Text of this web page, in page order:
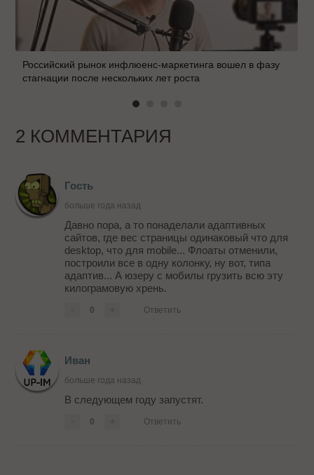
Российский рынок инфлюенс-маркетинга вошел в фазу
стагнации после нескольких лет роста
2 КОММЕНТАРИЯ
Гость
больше года назад
Давно пора, а то понаделали адаптивных
сайтов, где вес страницы одинаковый что для
desktop, что для mobile... Флоаты отменили,
построили все в одну колонку, ну вот, типа
адаптив... А юзеру с мобилы грузить всю эту
килограмовую хрень.
0 Ответить
Иван
больше года назад
В следующем году запустят.
0 Ответить